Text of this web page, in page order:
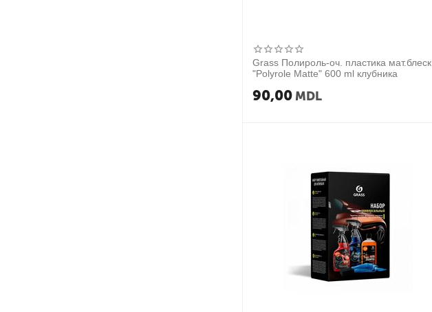
Grass Полироль-оч. пластика мат.блеск
"Polyrole Matte" 600 ml клубника
90,00 MDL